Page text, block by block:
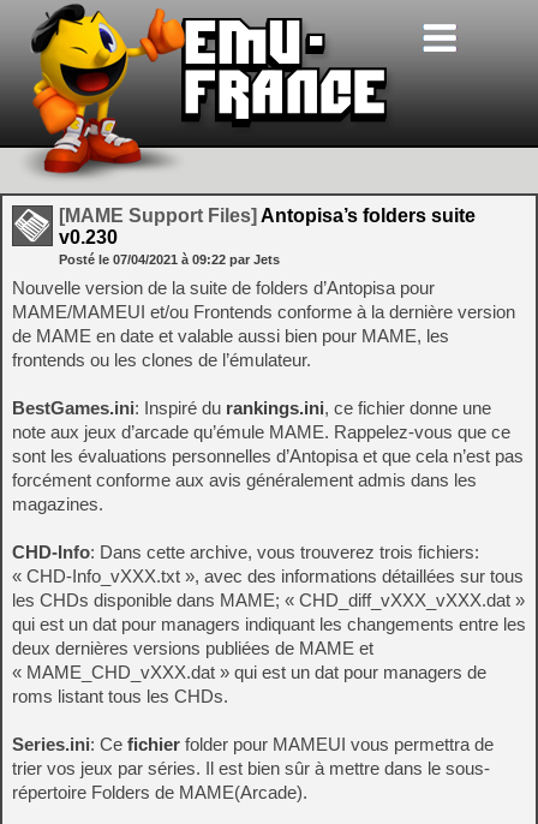
[MAME Support Files] Antopisa’s folders suite
v0.230
Posté le 07/04/2021 à 09:22 par Jets
Nouvelle version de la suite de folders d’Antopisa pour
MAME/MAMEUI et/ou Frontends conforme à la dernière version
de MAME en date et valable aussi bien pour MAME, les
frontends ou les clones de l’émulateur.
BestGames.ini: Inspiré du rankings.ini, ce fichier donne une
note aux jeux d’arcade qu’émule MAME. Rappelez-vous que ce
sont les évaluations personnelles d’Antopisa et que cela n’est pas
forcément conforme aux avis généralement admis dans les
magazines.
CHD-Info: Dans cette archive, vous trouverez trois fichiers:
« CHD-Info_vXXX.txt », avec des informations détaillées sur tous
les CHDs disponible dans MAME; « CHD_diff_vXXX_vXXX.dat »
qui est un dat pour managers indiquant les changements entre les
deux dernières versions publiées de MAME et
« MAME_CHD_vXXX.dat » qui est un dat pour managers de
roms listant tous les CHDs.
Series.ini: Ce fichier folder pour MAMEUI vous permettra de
trier vos jeux par séries. Il est bien sûr à mettre dans le sous-
répertoire Folders de MAME(Arcade).